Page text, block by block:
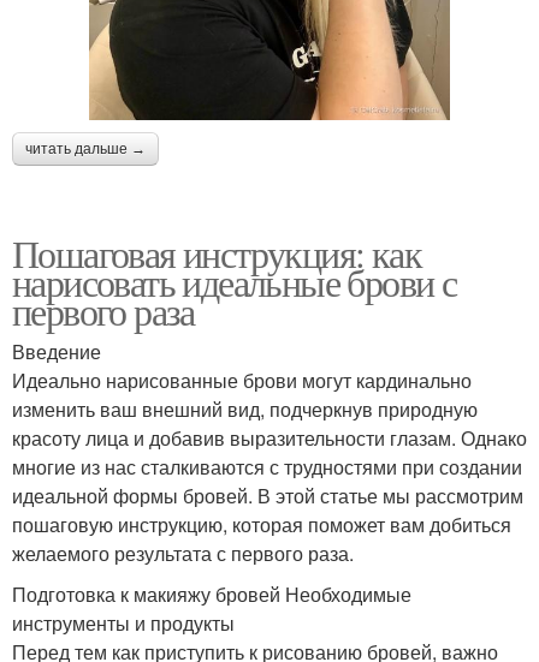
читать дальше →
Пошаговая инструкция: как
нарисовать идеальные брови с
первого раза
Введение
Идеально нарисованные брови могут кардинально
изменить ваш внешний вид, подчеркнув природную
красоту лица и добавив выразительности глазам. Однако
многие из нас сталкиваются с трудностями при создании
идеальной формы бровей. В этой статье мы рассмотрим
пошаговую инструкцию, которая поможет вам добиться
желаемого результата с первого раза.
Подготовка к макияжу бровей Необходимые
инструменты и продукты
Перед тем как приступить к рисованию бровей, важно